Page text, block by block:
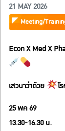
21 MAY 2026
Meeting/
Econ X Med X
เสวนาว่าด้วย
โ
25 พค 69
13.30-16.30 น.